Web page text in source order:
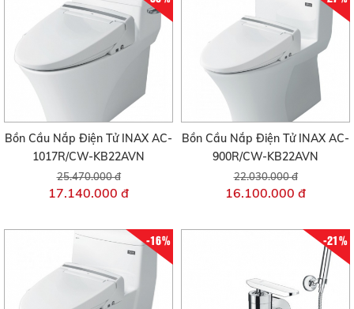
Bồn Cầu Nắp Điện Tử INAX AC-
1017R/CW-KB22AVN
25.470.000 đ
17.140.000 đ
Bồn Cầu Nắp Điện Tử INAX AC-
900R/CW-KB22AVN
22.030.000 đ
16.100.000 đ
-16% -21%